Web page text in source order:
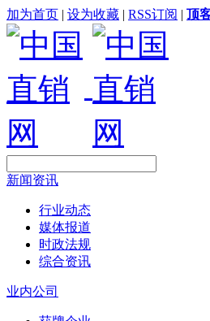
加为首页 | 设为收藏 | RSS订阅 | 顶
新闻资讯
行业动态
媒体报道
时政法规
综合资讯
业内公司